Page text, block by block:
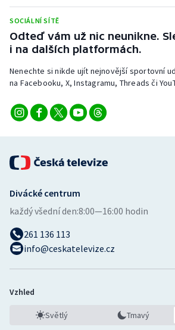
Vodní slalom
Volejbal
SOCIÁLNÍ SÍTĚ
Odteď vám už nic neunikne.
i na dalších platformách.
Nenechte si nikde ujít nejnovější sportovní
na Facebooku, X, Instagramu, Threads či
Divácké centrum
každý všední den:8:00—16:00 hodin
261 136 113
info@ceskatelevize.cz
Vzhled
Světlý Tmavý